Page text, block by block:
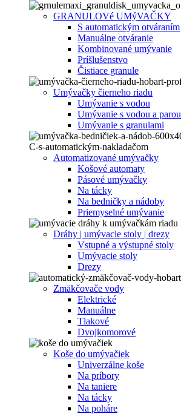
GRANULOVé UMýVAČKY
S automatickým otváraním
Manuálne otváranie
Kombinované umývanie
Príšlušenstvo
Čistiace granule
Umývačky čierneho riadu
Umývanie s vodou
Umývanie s vodou a parou
Umývanie s granulami
Automatizované umývačky
Košové automaty
Pásové umývačky
Na tácky
Na bedničky a nádoby
Priemyselné umývanie
Dráhy | umývacie stoly | drezy
Vstupné a výstupné stoly
Umývacie stoly
Drezy
Zmäkčovače vody
Elektrické
Manuálne
Tlakové
Dvojkomorové
Koše do umývačiek
Univerzálne koše
Na príbory
Na taniere
Na tácky
Na poháre